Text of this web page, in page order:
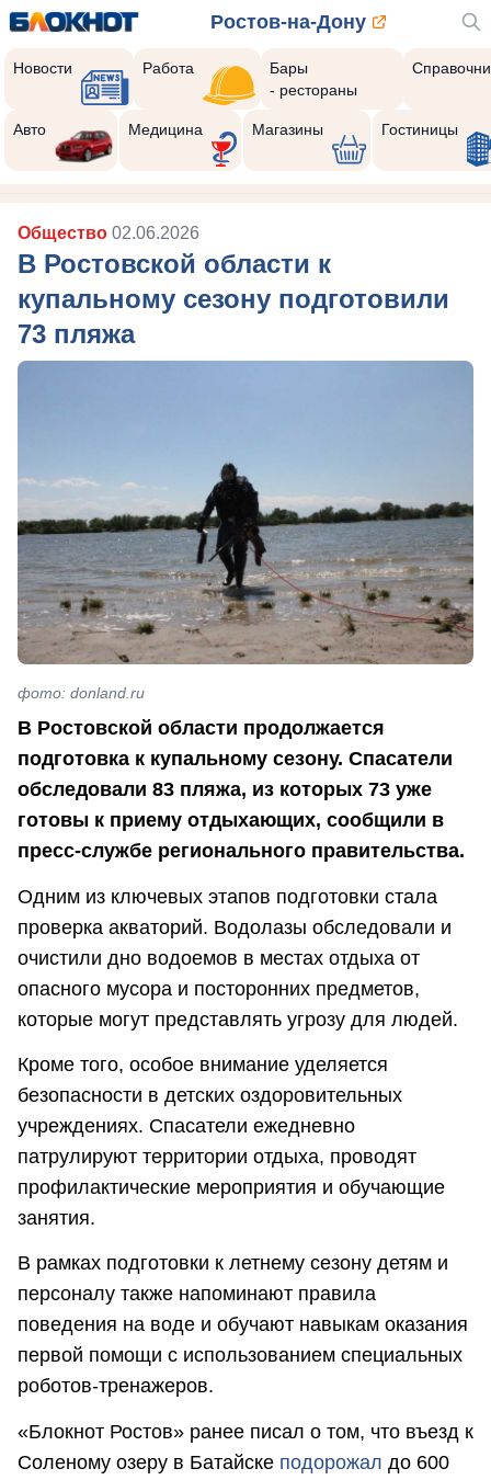
Ростов-на-Дону
Новости Работа
Бары
- рестораны
Авто Медицина Магазины Гостиницы
Общество 02.06.2026
В Ростовской области к
купальному сезону подготовили
73 пляжа
фото: donland.ru
В Ростовской области продолжается
подготовка к купальному сезону. Спасатели
обследовали 83 пляжа, из которых 73 уже
готовы к приему отдыхающих, сообщили в
пресс-службе регионального правительства.
Одним из ключевых этапов подготовки стала
проверка акваторий. Водолазы обследовали и
очистили дно водоемов в местах отдыха от
опасного мусора и посторонних предметов,
которые могут представлять угрозу для людей.
Кроме того, особое внимание уделяется
безопасности в детских оздоровительных
учреждениях. Спасатели ежедневно
патрулируют территории отдыха, проводят
профилактические мероприятия и обучающие
занятия.
В рамках подготовки к летнему сезону детям и
персоналу также напоминают правила
поведения на воде и обучают навыкам оказания
первой помощи с использованием специальных
роботов-тренажеров.
«Блокнот Ростов» ранее писал о том, что въезд к
Соленому озеру в Батайске подорожал до 600